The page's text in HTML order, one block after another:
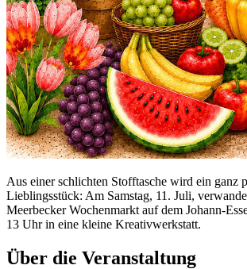
Aus einer schlichten Stofftasche wird ein ganz
Lieblingsstück: Am Samstag, 11. Juli,
Meerbecker Wochenmarkt auf dem Johann-
13 Uhr in eine kleine Kreativwerkstatt.
Über die Veranstaltung